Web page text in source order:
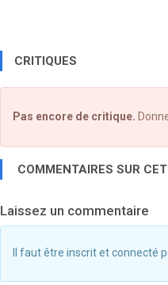
CRITIQUES
Pas encore de critique.
COMMENTAIRES SUR
Laissez un commentaire
Il faut être inscrit et connecté